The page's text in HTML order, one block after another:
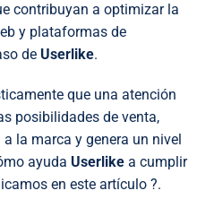
contribuyan a optimizar la
y plataformas de
de Userlike.
que una atención
posibilidades de venta,
la marca y genera un nivel
ayuda Userlike a cumplir
en este artículo ?.